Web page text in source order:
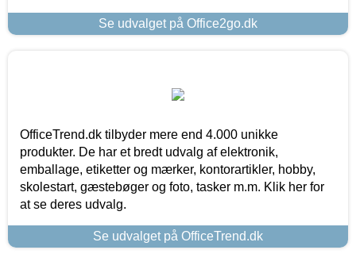
Se udvalget på Office2go.dk
OfficeTrend.dk tilbyder mere end 4.000 unikke
produkter. De har et bredt udvalg af elektronik,
emballage, etiketter og mærker, kontorartikler, hobby,
skolestart, gæstebøger og foto, tasker m.m. Klik her for
at se deres udvalg.
Se udvalget på OfficeTrend.dk